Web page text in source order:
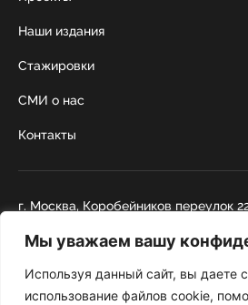
Мы уважаем вашу
Используя данный сайт, вы даете
использование файлов cookie,
Наши издания
Стажировки
СМИ о нас
Контакты
г. Москва, Коробейников переулок
+7 495 252 67 88